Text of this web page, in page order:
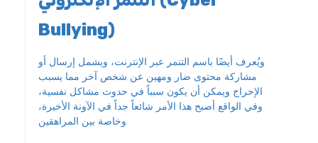
Bullying)
ويُعرف أيضًا باسم التنمر عبر الإنترنت، ويشمل إرسال أو
مشاركة محتوى ضار ومهين عن شخص آخر مما يسبب
الإحراج ويمكن أن يكون سبباً في حدوث مشاكل نفسية،
وفي الواقع أصبح هذا الأمر شائعاً جداً في الآونة الأخيرة،
وخاصة بين المراهقين.